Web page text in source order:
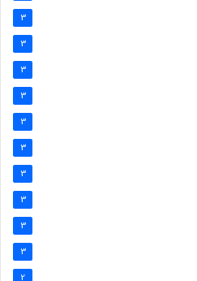
3
3
3
3
3
3
3
3
3
3
2